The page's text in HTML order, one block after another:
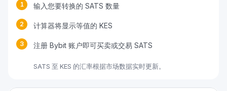
1 输入您要转换的 SATS 数量
2 计算器将显示等值的 KES
3 注册 Bybit 账户即可买卖或交易 SATS
SATS 至 KES 的汇率根据市场数据实时更新。